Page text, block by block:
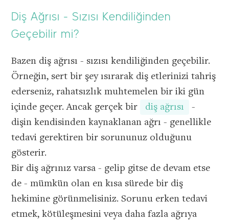
VEYA
devam et
Diş Ağrısı - Sızısı Kendiliğinden
Geçebilir mi?
Bazen diş ağrısı - sızısı kendiliğinden geçebilir.
Örneğin, sert bir şey ısırarak diş etlerinizi tahriş
ederseniz, rahatsızlık muhtemelen bir iki gün
içinde geçer. Ancak gerçek bir
diş ağrısı
-
dişin kendisinden kaynaklanan ağrı - genellikle
tedavi gerektiren bir sorununuz olduğunu
gösterir.
Bir diş ağrınız varsa - gelip gitse de devam etse
de - mümkün olan en kısa sürede bir diş
hekimine görünmelisiniz. Sorunu erken tedavi
etmek, kötüleşmesini veya daha fazla ağrıya